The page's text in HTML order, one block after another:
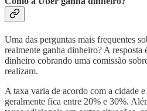
Uma das perguntas mais frequentes
realmente ganha dinheiro? A resposta
dinheiro cobrando uma comissão
realizam.
A taxa varia de acordo com a cidade
geralmente fica entre 20% e 30%.